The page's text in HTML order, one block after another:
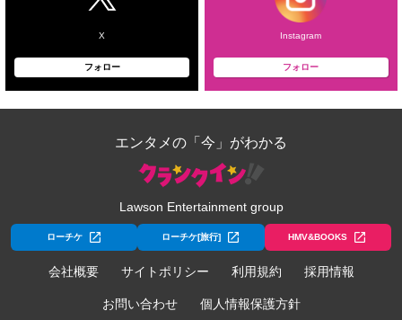
X
フォロー
Instagram
フォロー
エンタメの「今」がわかる
Lawson Entertainment group
ローチケ ローチケ[旅行] HMV&BOOKS
会社概要 サイトポリシー 利用規約 採用情報
お問い合わせ 個人情報保護方針